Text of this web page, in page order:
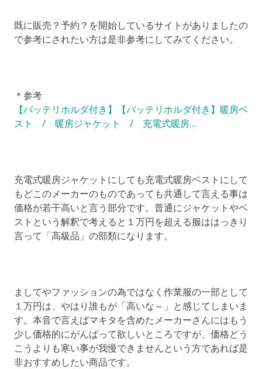
既に販売？予約？を開始しているサイトがありましたの
で参考にされたい方は是非参考にしてみてください。
＊参考
【バッテリホルダ付き】【バッテリホルダ付き】暖房ベ
スト / 暖房ジャケット / 充電式暖房…
充電式暖房ジャケットにしても充電式暖房ベストにして
もどこのメーカーのものであっても共通して言える事は
価格が若干高いと言う部分です。普通にジャケットやベ
ストという解釈で考えると１万円を超える服ははっきり
言って「高級品」の部類になります。
ましてやファッションの為ではなく作業服の一部として
１万円は、やはり誰もが「高いな～」と感じてしまいま
す。本音で言えばマキタを含めたメーカーさんにはもう
少し価格的にがんばって欲しいところですが、価格どう
こうよりも寒い事が我慢できませんという方であれば是
非おすすめしたい商品です。